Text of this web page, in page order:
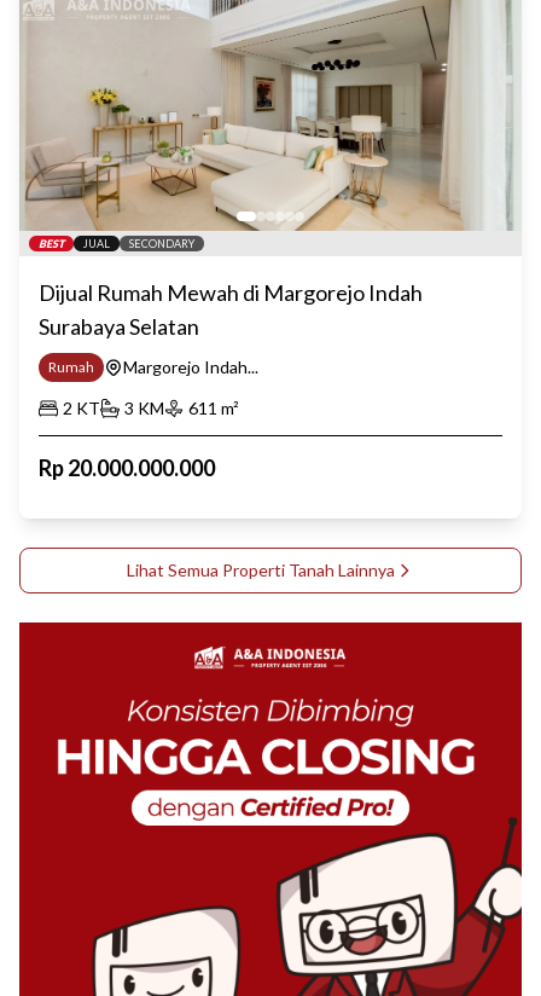
BEST JUAL SECONDARY
Dijual Rumah Mewah di Margorejo Indah
Surabaya Selatan
Rumah
Margorejo Indah...
2 KT 3 KM 611 m²
Rp20.000.000.000
Lihat Semua Properti Tanah Lainnya